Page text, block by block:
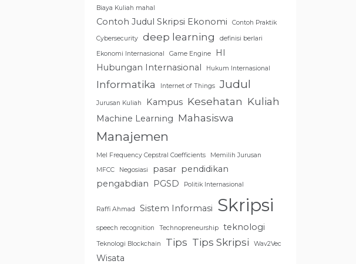
Biaya Kuliah mahal
Contoh Judul Skripsi Ekonomi Contoh Praktik
Cybersecurity deep learning
definisi berlari
Ekonomi Internasional
Game Engine
HI
Hubungan Internasional
Hukum Internasional
Informatika Internet of Things Judul
Jurusan Kuliah Kampus Kesehatan Kuliah
Machine Learning Mahasiswa
Manajemen
Mel Frequency Cepstral Coefficients
Memilih Jurusan
MFCC
Negosiasi pasar pendidikan
pengabdian
PGSD Politik Internasional
Raffi Ahmad Sistem Informasi Skripsi
speech recognition Technopreneurship teknologi
Teknologi Blockchain Tips Tips Skripsi Wav2Vec
Wisata